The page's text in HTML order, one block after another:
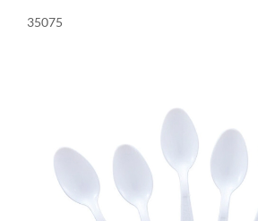
35075